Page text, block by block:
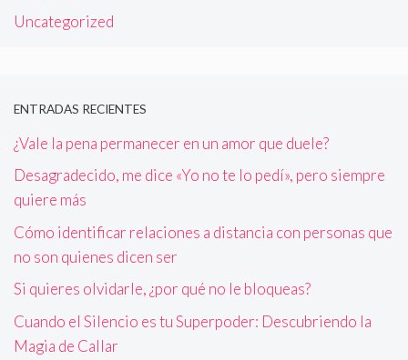
Uncategorized
ENTRADAS RECIENTES
¿Vale la pena permanecer en un amor que duele?
Desagradecido, me dice «Yo no te lo pedí», pero siempre
quiere más
Cómo identificar relaciones a distancia con personas que
no son quienes dicen ser
Si quieres olvidarle, ¿por qué no le bloqueas?
Cuando el Silencio es tu Superpoder: Descubriendo la
Magia de Callar